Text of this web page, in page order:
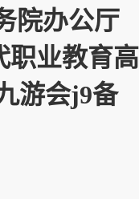
院办公厅
职业教育高
游会j9备